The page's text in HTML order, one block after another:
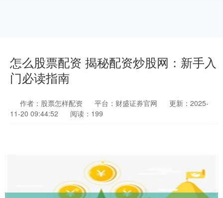
怎么股票配资 揭秘配资炒股网：新手入
门必读指南
作者：股票怎样配资 平台：财盛证券官网
更新：2025-
11-20 09:44:52
阅读：199